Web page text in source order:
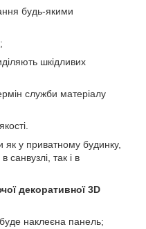
будь-якими
шкідливих
служби матеріалу
як у приватному будинку,
санвузлі, так і в
декоративної 3D
наклеєна панель;